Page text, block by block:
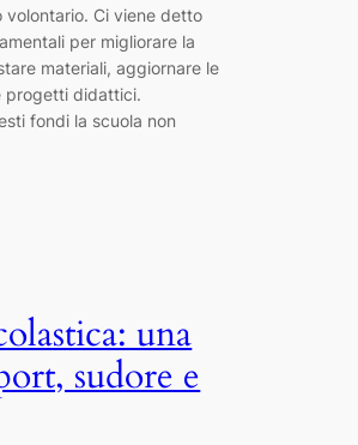
Ci viene detto
per migliorare la
materiali, aggiornare le
progetti didattici.
fondi la scuola non
una
sudore e